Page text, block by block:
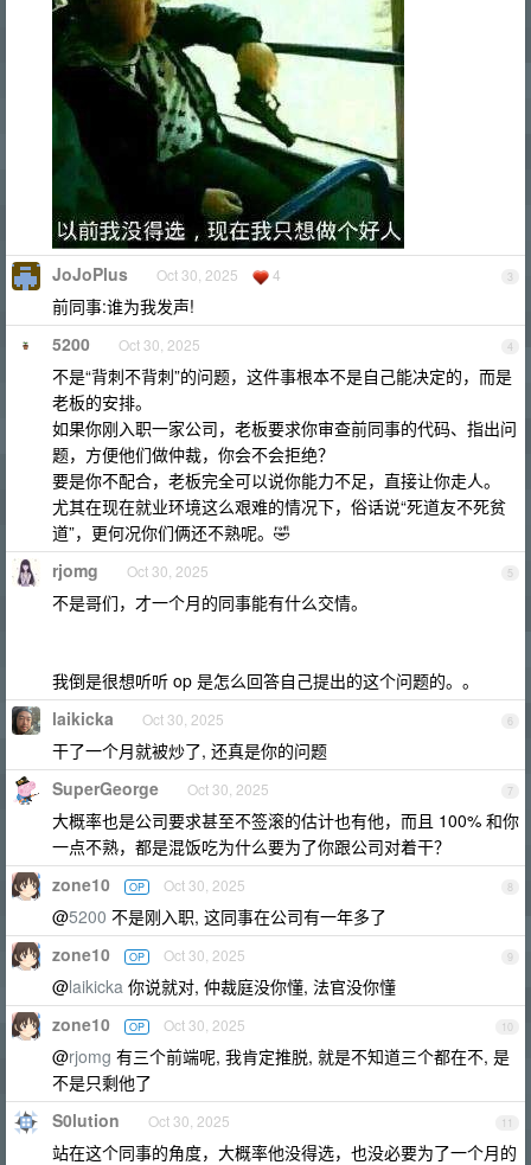
3
JoJoPlus Oct 30, 2025 4
前同事:谁为我发声!
4
5200 Oct 30, 2025
不是“背刺不背刺”的问题，这件事根本不是自己能决定的，而是
老板的安排。
如果你刚入职一家公司，老板要求你审查前同事的代码、指出问
题，方便他们做仲裁，你会不会拒绝？
要是你不配合，老板完全可以说你能力不足，直接让你走人。
尤其在现在就业环境这么艰难的情况下，俗话说“死道友不死贫
道”，更何况你们俩还不熟呢。🤣
5
rjomg Oct 30, 2025
不是哥们，才一个月的同事能有什么交情。
我倒是很想听听 op 是怎么回答自己提出的这个问题的。。
6
laikicka Oct 30, 2025
干了一个月就被炒了, 还真是你的问题
7
SuperGeorge Oct 30, 2025
大概率也是公司要求甚至不签滚的估计也有他，而且 100% 和你
一点不熟，都是混饭吃为什么要为了你跟公司对着干？
8
zone10 OP Oct 30, 2025
@5200 不是刚入职, 这同事在公司有一年多了
9
zone10 OP Oct 30, 2025
@laikicka 你说就对, 仲裁庭没你懂, 法官没你懂
10
zone10 OP Oct 30, 2025
@rjomg 有三个前端呢, 我肯定推脱, 就是不知道三个都在不, 是
不是只剩他了
11
S0lution Oct 30, 2025
站在这个同事的角度，大概率他没得选，也没必要为了一个月的